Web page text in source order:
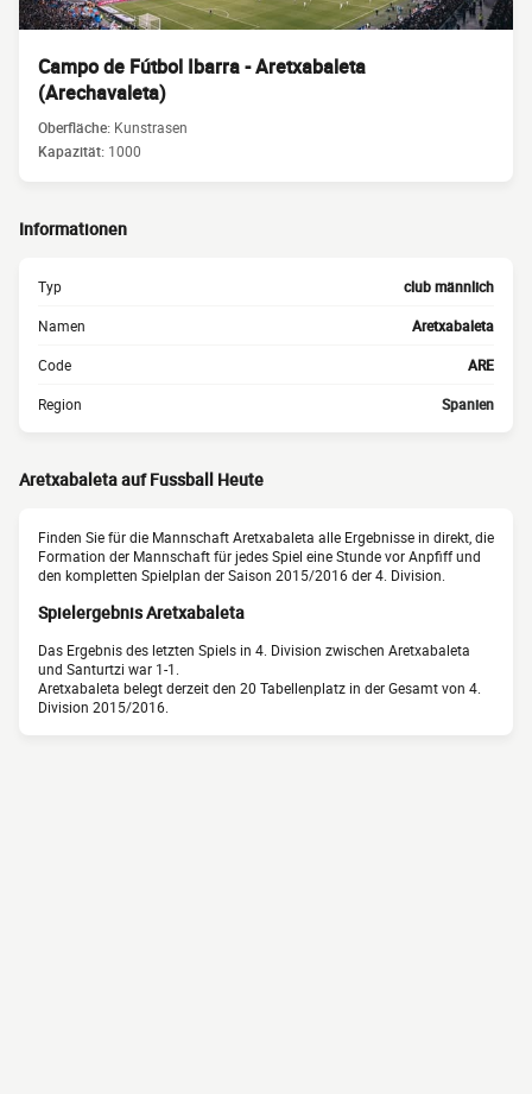
Campo de Fútbol Ibarra - Aretxabaleta
(Arechavaleta)
Oberfläche: Kunstrasen
Kapazität: 1000
Informationen
Typ club männlich
Namen Aretxabaleta
Code ARE
Region Spanien
Aretxabaleta auf Fussball Heute
Finden Sie für die Mannschaft Aretxabaleta alle Ergebnisse in direkt, die
Formation der Mannschaft für jedes Spiel eine Stunde vor Anpfiff und
den kompletten Spielplan der Saison 2015/2016 der 4. Division.
Spielergebnis Aretxabaleta
Das Ergebnis des letzten Spiels in 4. Division zwischen Aretxabaleta
und Santurtzi war 1-1.
Aretxabaleta belegt derzeit den 20 Tabellenplatz in der Gesamt von 4.
Division 2015/2016.